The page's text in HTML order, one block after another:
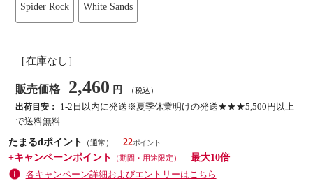
Spider Rock White Sands
［在庫なし］
販売価格 2,460 円 （税込）
出荷目安：
1-2日以内に発送※夏季休業明けの発送★★★5,500円以上
で送料無料
たまるdポイント
（通常）
22
+キャンペーンポイント
（期間・用途限定）
最大10倍
各キャンペーン詳細およびエントリーはこちら